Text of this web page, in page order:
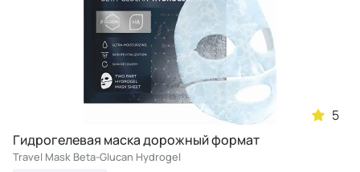
5
Гидрогелевая маска дорожный формат
Travel Mask Beta-Glucan Hydrogel